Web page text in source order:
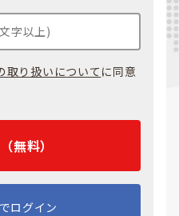
取り扱いについてに同意
無料）
ログイン